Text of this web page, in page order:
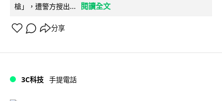
槍」，遭警方搜出...
閱讀全文
分享
3C科技 手提電話